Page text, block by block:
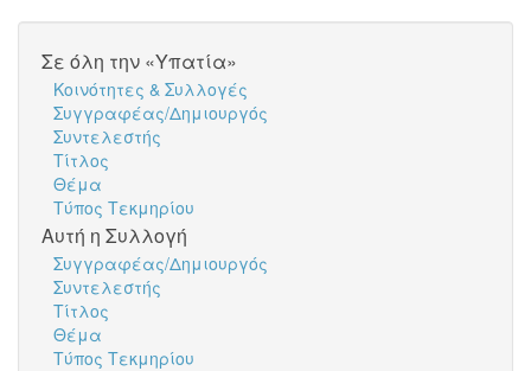
Σε όλη την «Υπατία»
Κοινότητες & Συλλογές
Συγγραφέας/Δημιουργός
Συντελεστής
Τίτλος
Θέμα
Τύπος Τεκμηρίου
Αυτή η Συλλογή
Συγγραφέας/Δημιουργός
Συντελεστής
Τίτλος
Θέμα
Τύπος Τεκμηρίου